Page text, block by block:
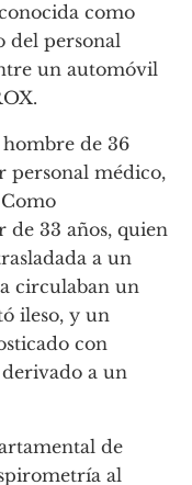
como
del personal
un automóvil
de 36
personal médico,
de 33 años, quien
a un
circulaban un
ileso, y un
con
a un
de
al